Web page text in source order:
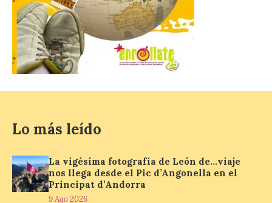
Nueva edición de León
de…viaje. Una iniciativa
organizado por la sección
juvenil de la Asociación
Enróllate, la Asociación
Conceyu País Llionés y el Diario de
jóvenes “Enredando.info”. Miguel Robles
Concierto del Iberia
Marimba Ensemble en la
Plaza del Ayuntamiento de
Ponferrada
Lo más leído
La vigésima fotografía de León de…viaje
nos llega desde el Pic d’Angonella en el
Principat d’Andorra
9 Ago 2026